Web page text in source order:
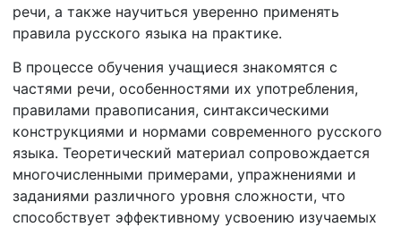
речи, а также научиться уверенно применять
правила русского языка на практике.
В процессе обучения учащиеся знакомятся с
частями речи, особенностями их употребления,
правилами правописания, синтаксическими
конструкциями и нормами современного русского
языка. Теоретический материал сопровождается
многочисленными примерами, упражнениями и
заданиями различного уровня сложности, что
способствует эффективному усвоению изучаемых